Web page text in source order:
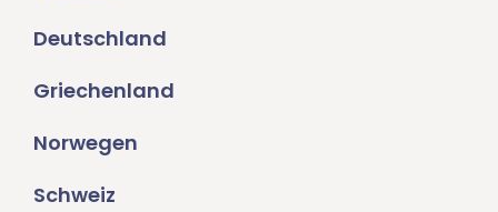
Deutschland
Griechenland
Norwegen
Schweiz